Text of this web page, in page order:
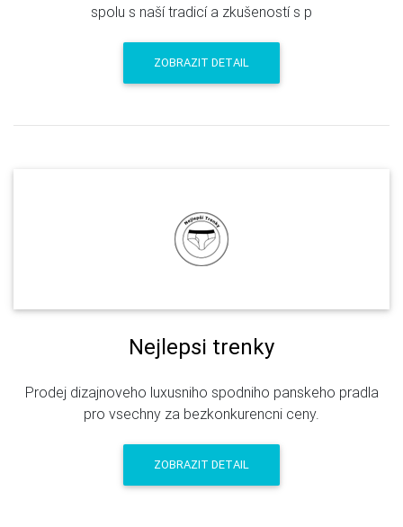
spolu s naší tradicí a zkušeností s p
ZOBRAZIT DETAIL
Nejlepsi trenky
Prodej dizajnoveho luxusniho spodniho panskeho pradla
pro vsechny za bezkonkurencni ceny.
ZOBRAZIT DETAIL